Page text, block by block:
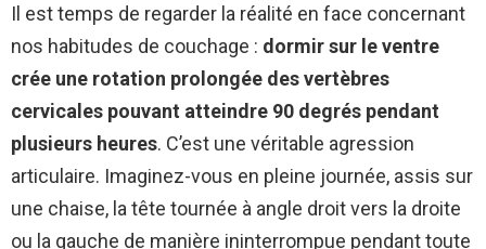
Il est temps de regarder la réalité en face concernant
nos habitudes de couchage : dormir sur le ventre
crée une rotation prolongée des vertèbres
cervicales pouvant atteindre 90 degrés pendant
plusieurs heures. C’est une véritable agression
articulaire. Imaginez-vous en pleine journée, assis sur
une chaise, la tête tournée à angle droit vers la droite
ou la gauche de manière ininterrompue pendant toute